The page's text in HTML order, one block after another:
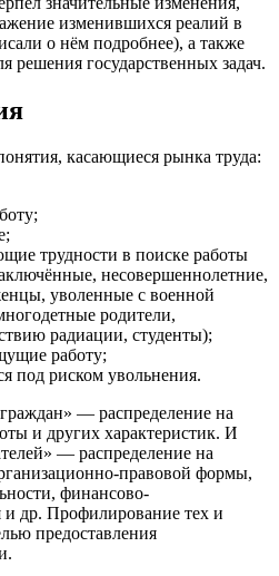
изменившихся реалий в
о нём подробнее), а также
решения государственных задач.
касающиеся рынка труда:
трудности в поиске работы
несовершеннолетние,
уволенные с военной
родители,
радиации, студенты);
работу;
под риском увольнения.
— распределение на
и других характеристик. И
— распределение на
правовой формы,
финансово-
и др. Профилирование тех и
предоставления